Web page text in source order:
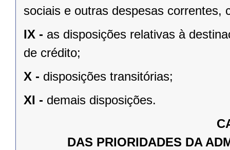
sociais e outras despesas correntes,
IX - as disposições relativas à
de crédito;
X - disposições transitórias;
XI - demais disposições.
DAS PRIORIDADES DA